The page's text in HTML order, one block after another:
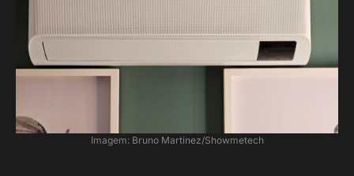
Imagem: Bruno Martinez/Showmetech